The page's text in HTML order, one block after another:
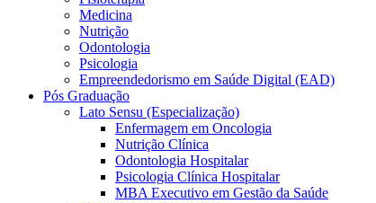
Medicina
Nutrição
Odontologia
Psicologia
Empreendedorismo em Saúde Digital (EAD)
Pós Graduação
Lato Sensu (Especialização)
Enfermagem em Oncologia
Nutrição Clínica
Odontologia Hospitalar
Psicologia Clínica Hospitalar
MBA Executivo em Gestão da Saúde